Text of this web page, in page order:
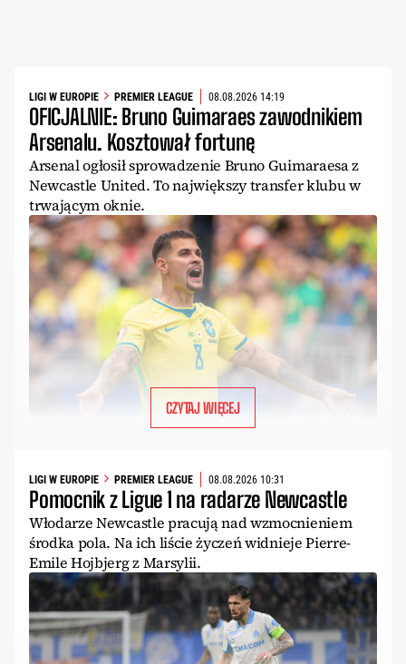
LIGI W EUROPIE PREMIER LEAGUE 08.08.2026 14:19
OFICJALNIE: Bruno Guimaraes zawodnikiem
Arsenalu. Kosztował fortunę
Arsenal ogłosił sprowadzenie Bruno Guimaraesa z
Newcastle United. To największy transfer klubu w
trwającym oknie.
CZYTAJ WIĘCEJ
LIGI W EUROPIE PREMIER LEAGUE 08.08.2026 10:31
Pomocnik z Ligue 1 na radarze Newcastle
Włodarze Newcastle pracują nad wzmocnieniem
środka pola. Na ich liście życzeń widnieje Pierre-
Emile Hojbjerg z Marsylii.